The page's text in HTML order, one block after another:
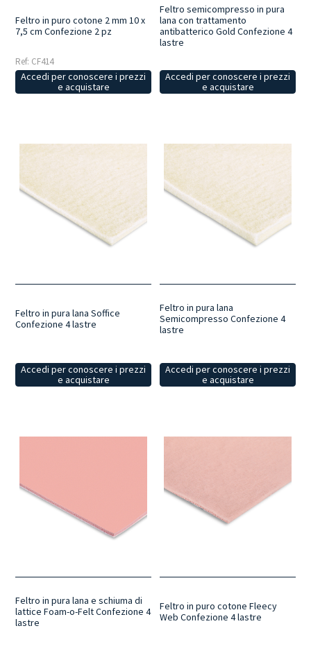
Feltro in puro cotone 2 mm 10 x
7,5 cm Confezione 2 pz
Ref: CF414
Accedi per conoscere i prezzi
e acquistare
Feltro semicompresso in pura
lana con trattamento
antibatterico Gold Confezione 4
lastre
Accedi per conoscere i prezzi
e acquistare
Feltro in pura lana Soffice
Confezione 4 lastre
Accedi per conoscere i prezzi
e acquistare
Feltro in pura lana
Semicompresso Confezione 4
lastre
Accedi per conoscere i prezzi
e acquistare
Feltro in pura lana e schiuma di
lattice Foam-o-Felt Confezione 4
lastre
Feltro in puro cotone Fleecy
Web Confezione 4 lastre